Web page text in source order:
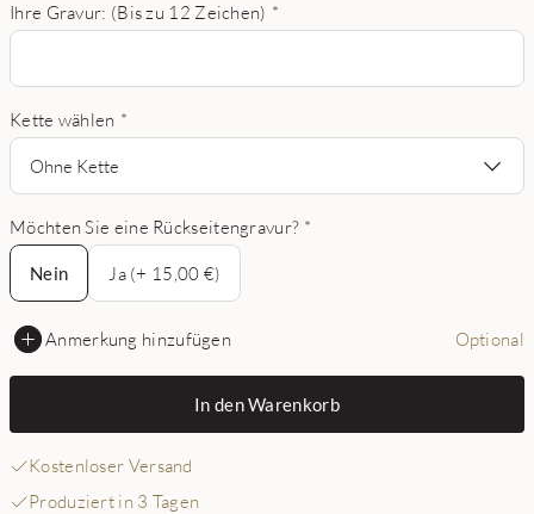
Ihre Gravur: (Bis zu 12 Zeichen) *
Kette wählen *
Ohne Kette
Möchten Sie eine Rückseitengravur? *
Nein
Nein
Ja (+ 15,00 €)
Anmerkung hinzufügen Optional
In den Warenkorb
Kostenloser Versand
Produziert in 3 Tagen